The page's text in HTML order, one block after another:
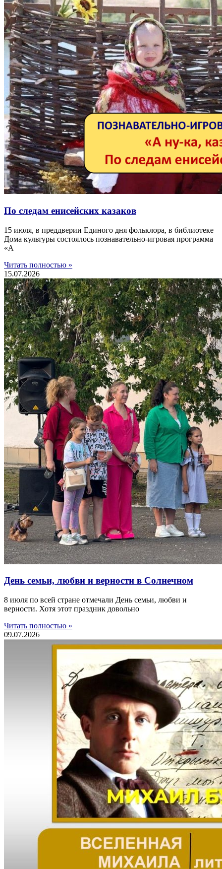
По следам енисейских казаков
15 июля, в преддверии Единого дня фольклора, в библиотеке
Дома культуры состоялось познавательно-игровая программа
«А
Читать полностью »
15.07.2026
День семьи, любви и верности в Солнечном
8 июля по всей стране отмечали День семьи, любви и
верности. Хотя этот праздник довольно
Читать полностью »
09.07.2026